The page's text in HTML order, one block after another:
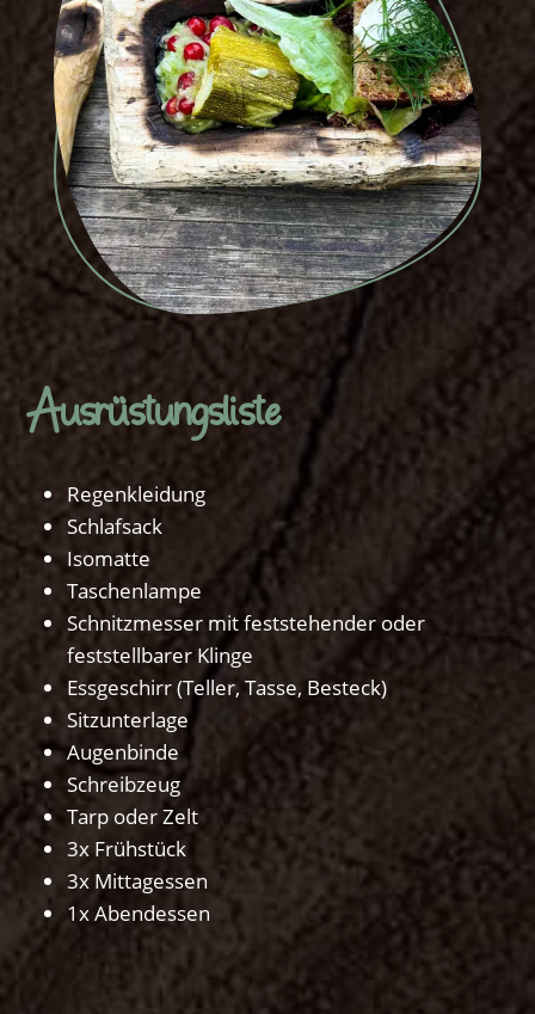
Ausrüstungsliste
Regenkleidung
Schlafsack
Isomatte
Taschenlampe
Schnitzmesser mit feststehender oder
feststellbarer Klinge
Essgeschirr (Teller, Tasse, Besteck)
Sitzunterlage
Augenbinde
Schreibzeug
Tarp oder Zelt
3x Frühstück
3x Mittagessen
1x Abendessen